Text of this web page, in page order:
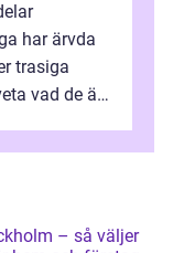
har ärvda
trasiga
vad de är
– så väljer